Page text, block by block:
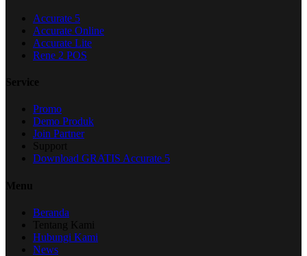
Accurate 5
Accurate Online
Accurate Lite
Rene 2 POS
Service
Promo
Demo Produk
Join Partner
Support
Download GRATIS Accurate 5
Menu
Beranda
Tentang Kami
Hubungi Kami
News